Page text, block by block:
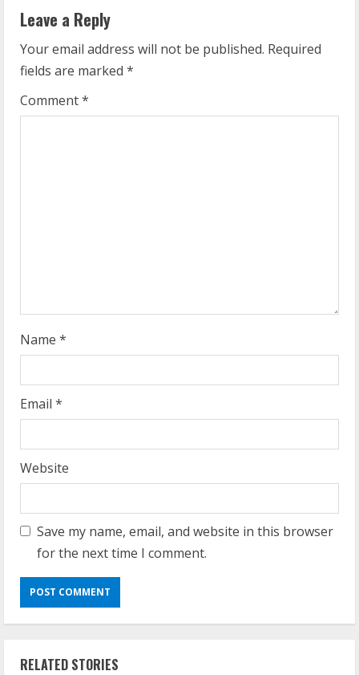
n
u
e
R
g
Leave a Reply
Your email address will not be published. Required
fields are marked *
Comment*
Name *
Email *
Website
Save my name, email, and website in this browser
for the next time I comment.
RELATED STORIES